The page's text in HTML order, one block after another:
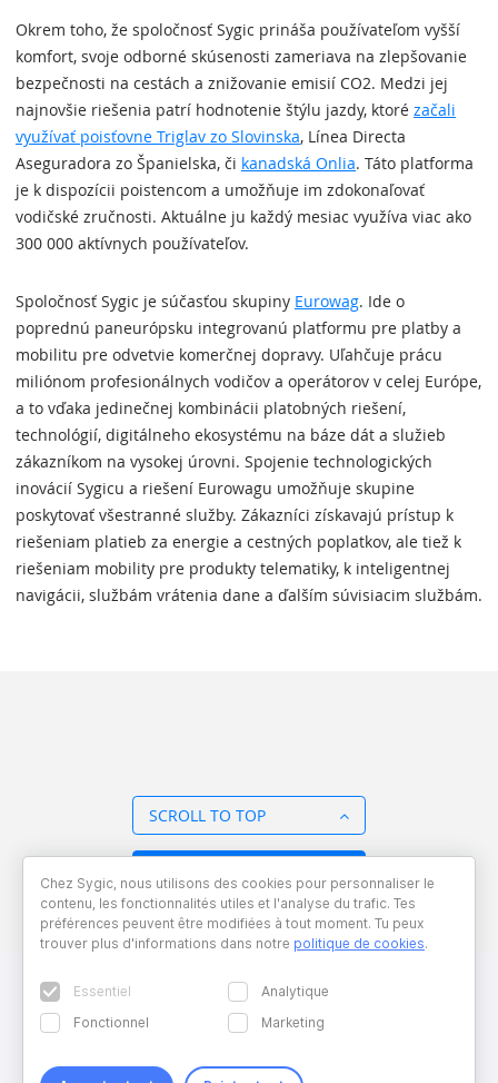
Okrem toho, že spoločnosť Sygic prináša používateľom vyšší
komfort, svoje odborné skúsenosti zameriava na zlepšovanie
bezpečnosti na cestách a znižovanie emisií CO2. Medzi jej
najnovšie riešenia patrí hodnotenie štýlu jazdy, ktoré začali
využívať poisťovne Triglav zo Slovinska, Línea Directa
Aseguradora zo Španielska, či kanadská Onlia. Táto platforma
je k dispozícii poistencom a umožňuje im zdokonaľovať
vodičské zručnosti. Aktuálne ju každý mesiac využíva viac ako
300 000 aktívnych používateľov.
Spoločnosť Sygic je súčasťou skupiny Eurowag. Ide o
poprednú paneurópsku integrovanú platformu pre platby a
mobilitu pre odvetvie komerčnej dopravy. Uľahčuje prácu
miliónom profesionálnych vodičov a operátorov v celej Európe,
a to vďaka jedinečnej kombinácii platobných riešení,
technológií, digitálneho ekosystému na báze dát a služieb
zákazníkom na vysokej úrovni. Spojenie technologických
inovácií Sygicu a riešení Eurowagu umožňuje skupine
poskytovať všestranné služby. Zákazníci získavajú prístup k
riešeniam platieb za energie a cestných poplatkov, ale tiež k
riešeniam mobility pre produkty telematiky, k inteligentnej
navigácii, službám vrátenia dane a ďalším súvisiacim službám.
SCROLL TO TOP
Chez Sygic, nous utilisons des cookies pour personnaliser le
contenu, les fonctionnalités utiles et l'analyse du trafic. Tes
préférences peuvent être modifiées à tout moment. Tu peux
trouver plus d'informations dans notre politique de cookies.
Essentiel
Analytique
Fonctionnel
Marketing